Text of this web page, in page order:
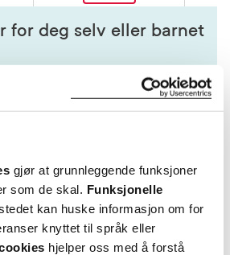
gjør at grunnleggende funksjoner
som de skal. Funksjonelle
kan huske informasjon om for
knyttet til språk eller
hjelper oss med å forstå
for deg selv eller barnet
du vil hente ut og hvordan du vil
levert raskt og trygt på avtalt måte
Kom i gang